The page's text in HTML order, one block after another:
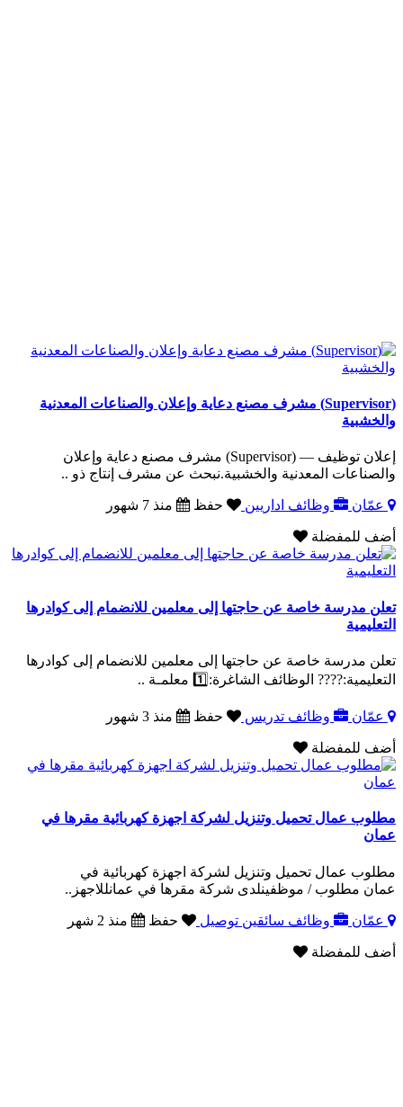
(Supervisor) مشرف مصنع دعاية وإعلان والصناعات المعدنية
والخشبية
إعلان توظيف — (Supervisor) مشرف مصنع دعاية وإعلان
والصناعات المعدنية والخشبية.نبحث عن مشرف إنتاج ذو ..
عمّان وظائف اداريين حفظ منذ 7 شهور
أضف للمفضلة
تعلن مدرسة خاصة عن حاجتها إلى معلمين للانضمام إلى كوادرها
التعليمية
تعلن مدرسة خاصة عن حاجتها إلى معلمين للانضمام إلى كوادرها
التعليمية:???? الوظائف الشاغرة:1️⃣ معلمـة ..
عمّان وظائف تدريس حفظ منذ 3 شهور
أضف للمفضلة
مطلوب عمال تحميل وتنزيل لشركة اجهزة كهربائية مقرها في
عمان
مطلوب عمال تحميل وتنزيل لشركة اجهزة كهربائية في
عمان مطلوب / موظفينلدى شركة مقرها في عمانللاجهز..
عمّان وظائف سائقين توصيل حفظ منذ 2 شهر
أضف للمفضلة